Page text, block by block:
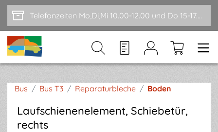
Zum Hauptinhalt springen Telefonzeiten Mo,Di,Mi 10.00-12.00 und Do 15-17.00
Bus / Bus T3 / Reparaturbleche / Boden
Laufschienenelement, Schiebetür,
rechts